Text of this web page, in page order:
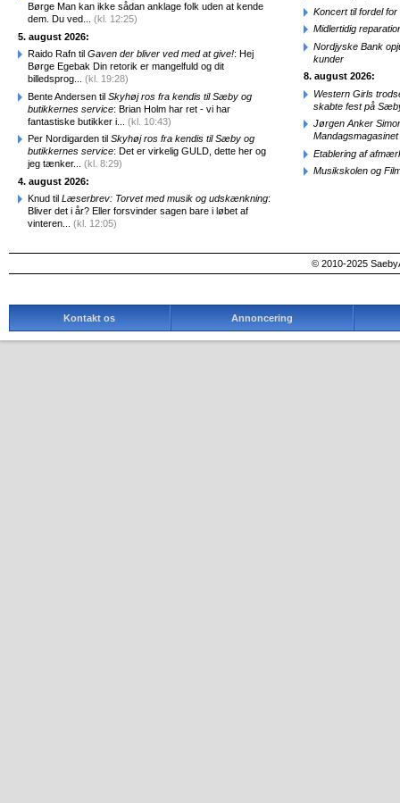
Børge Man kan ikke sådan anklage folk uden at kende
dem. Du ved... (kl. 12:25)
5. august 2026:
Raido Rafn til Gaven der bliver ved med at give!: Hej
Børge Egebak Din retorik er mangelfuld og dit
billedsprog... (kl. 19:28)
Bente Andersen til Skyhøj ros fra kendis til Sæby og
butikkernes service: Brian Holm har ret - vi har
fantastiske butikker i... (kl. 10:43)
Per Nordigarden til Skyhøj ros fra kendis til Sæby og
butikkernes service: Det er virkelig GULD, dette her og
jeg tænker... (kl. 8:29)
4. august 2026:
Knud til Læserbrev: Torvet med musik og udskænkning:
Bliver det i år? Eller forsvinder sagen bare i løbet af
vinteren... (kl. 12:05)
Koncert til fordel
Midlertidig
Nordjyske Bank
kunder
8. august 2026:
Western Girls
skabte fest på
Jørgen Anker
Mandagsmagasinet
Etablering af
Musikskolen og
© 2010-2025
Kontakt os Annoncering